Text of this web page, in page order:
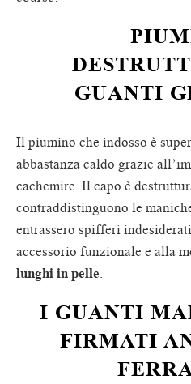
GUANTI
Il piumino che indosso è
abbastanza caldo grazie
cachemire. Il capo è
contraddistinguono le
entrassero spifferi
accessorio funzionale e alla
lunghi in pelle.
I GUANTI
FIRMATI